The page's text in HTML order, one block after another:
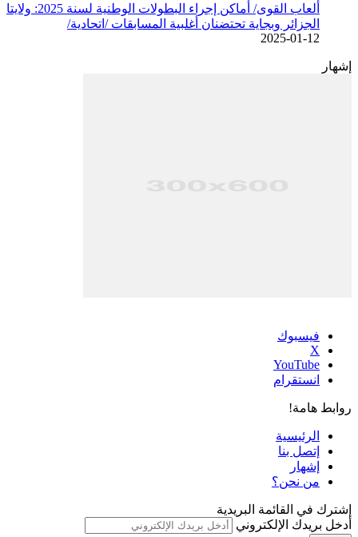
ألعاب القوى/ أماكن إجراء البطولات الوطنية لسنة 2025: ولايتا
الجزائر وبجاية تحتضنان أغلبية المسابقات /اتحادية/
2025-01-12
إشهار
فيسبوك
‫X
‫YouTube
انستقرام
روابط هامة!
الرئيسية
إتصل بنا
إشهار
من نحن؟
إشترك في القائمة البريدية
أدخل بريدك الإلكتروني